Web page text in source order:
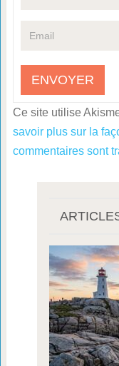
Ce site utilise
savoir plus sur la
commentaires sont